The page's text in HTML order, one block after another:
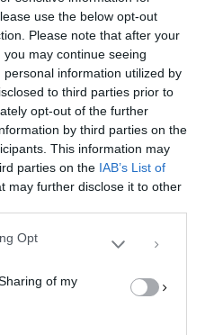
use the below opt-out
Please note that after your
may continue seeing
information utilized by
to third parties prior to
opt-out of the further
by third parties on the
This information may
parties on the IAB’s List of
may further disclose it to other
Opt
of my
Συγκατάθεσης
χρησιμοποιούμε τεχνολογίες όπως
πρόσβαση σε πληροφορίες συσκευών.
θα μας επιτρέψει να
χαρακτήρα, όπως συμπεριφορά
μπορεί να επηρεάσει